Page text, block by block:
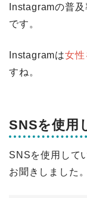
Instagramの普
です。
Instagramは女性
すね。
SNSを使用
SNSを使用して
お聞きしました。